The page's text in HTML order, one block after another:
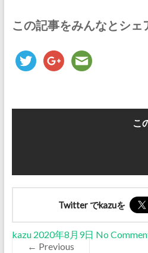
この記事をみんなとシェ
こ
Twitter でkazuを
kazu 2020年8月9日 No
← Previous